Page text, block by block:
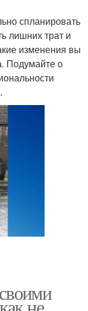
спланировать
лишних трат и
изменения вы
Подумайте о